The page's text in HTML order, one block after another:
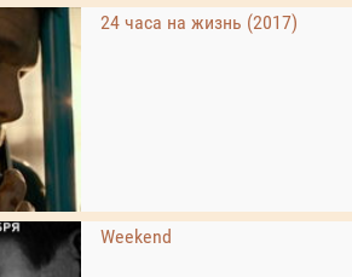
24 часа на жизнь (2017)
Weekend